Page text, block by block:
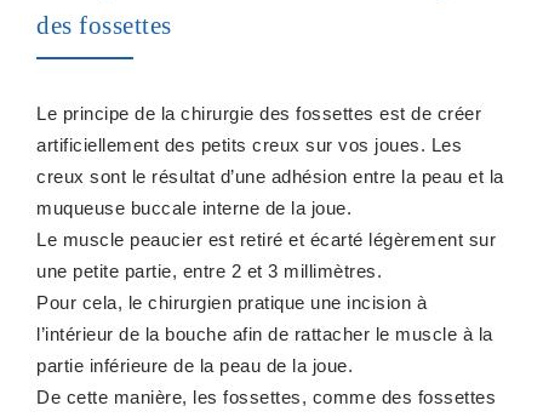
des fossettes
Le principe de la chirurgie des fossettes est de créer
artificiellement des petits creux sur vos joues. Les
creux sont le résultat d’une adhésion entre la peau et la
muqueuse buccale interne de la joue.
Le muscle peaucier est retiré et écarté légèrement sur
une petite partie, entre 2 et 3 millimètres.
Pour cela, le chirurgien pratique une incision à
l’intérieur de la bouche afin de rattacher le muscle à la
partie inférieure de la peau de la joue.
De cette manière, les fossettes, comme des fossettes